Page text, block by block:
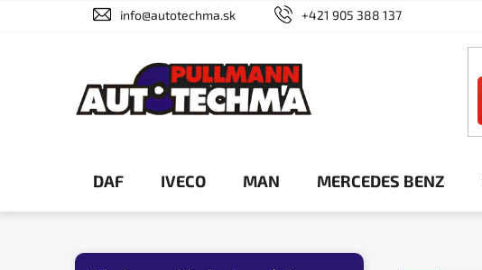
info@autotechma.sk +421 905 388 137
DAF IVECO MAN MERCEDES BENZ
B